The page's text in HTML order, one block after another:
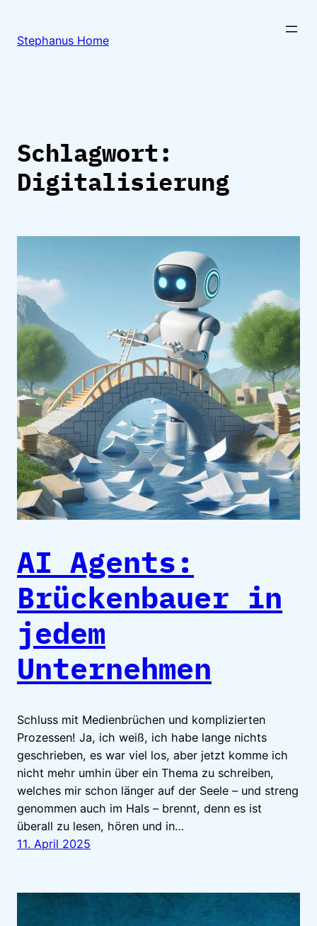
springen
Stephanus Home
Schlagwort:
Digitalisierung
AI Agents:
Brückenbauer in
jedem
Unternehmen
Schluss mit Medienbrüchen und komplizierten
Prozessen! Ja, ich weiß, ich habe lange nichts
geschrieben, es war viel los, aber jetzt komme ich
nicht mehr umhin über ein Thema zu schreiben,
welches mir schon länger auf der Seele – und streng
genommen auch im Hals – brennt, denn es ist
überall zu lesen, hören und in…
11. April 2025